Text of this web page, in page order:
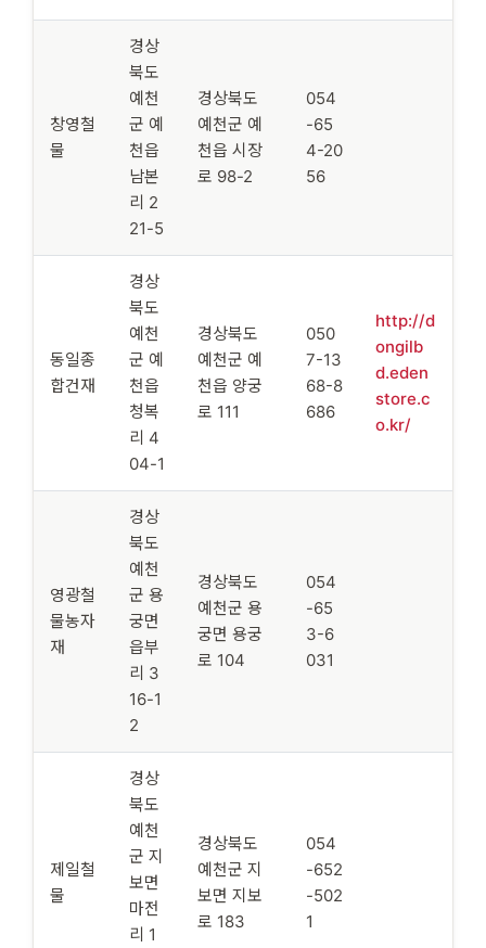
창영철
물
경상
북도
예천
군 예
천읍
남본
리 2
21-5
경상북도
예천군 예
천읍 시장
로 98-2
054
-65
4-20
56
동일종
합건재
경상
북도
예천
군 예
천읍
청복
리 4
04-1
경상북도
예천군 예
천읍 양궁
로 111
050
7-13
68-8
686
http://d
ongilb
d.eden
store.c
o.kr/
영광철
물농자
재
경상
북도
예천
군 용
궁면
읍부
리 3
16-1
2
경상북도
예천군 용
궁면 용궁
로 104
054
-65
3-6
031
제일철
물
경상
북도
예천
군 지
보면
마전
리 1
경상북도
예천군 지
보면 지보
로 183
054
-652
-502
1